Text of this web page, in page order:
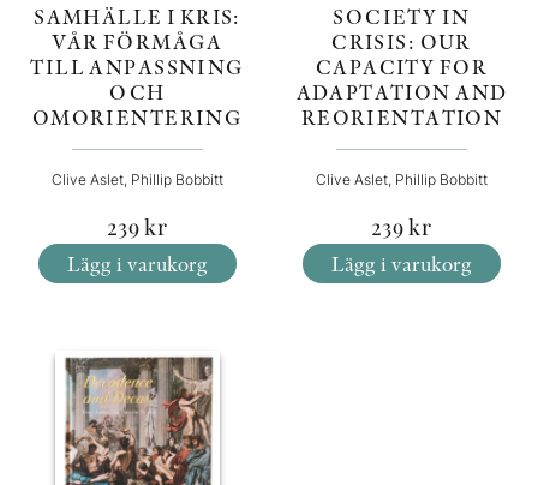
SAMHÄLLE I KRIS:
VÅR FÖRMÅGA
TILL ANPASSNING
OCH
OMORIENTERING
Clive Aslet, Phillip Bobbitt
239kr
Lägg i varukorg
SOCIETY IN
CRISIS: OUR
CAPACITY FOR
ADAPTATION AND
REORIENTATION
Clive Aslet, Phillip Bobbitt
239kr
Lägg i varukorg